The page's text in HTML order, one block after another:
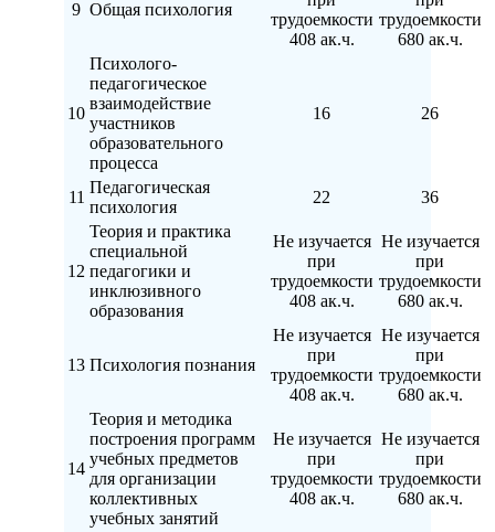
9 Общая психология
трудоемкости
408 ак.ч.
трудоемкости
680 ак.ч.
10
Психолого-
педагогическое
взаимодействие
участников
образовательного
процесса
16 26
11
Педагогическая
психология
22 36
12
Теория и практика
специальной
педагогики и
инклюзивного
образования
Не изучается
при
трудоемкости
408 ак.ч.
Не изучается
при
трудоемкости
680 ак.ч.
13 Психология познания
Не изучается
при
трудоемкости
408 ак.ч.
Не изучается
при
трудоемкости
680 ак.ч.
14
Теория и методика
построения программ
учебных предметов
для организации
коллективных
учебных занятий
Не изучается
при
трудоемкости
408 ак.ч.
Не изучается
при
трудоемкости
680 ак.ч.